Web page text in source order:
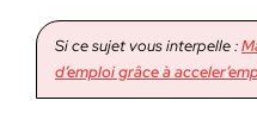
Si ce sujet vous interpelle :
d’emploi grâce à